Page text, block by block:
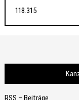
118.315
RSS – Beiträge